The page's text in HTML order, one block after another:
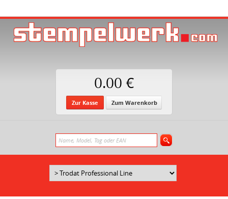
0.00 €
Zur Kasse Zum Warenkorb